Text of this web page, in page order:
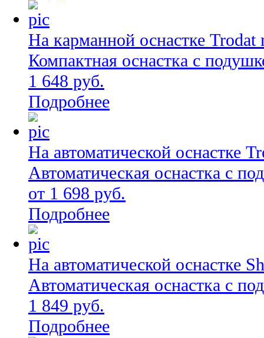
На карманной оснастке Trodat
Компактная оснастка с
1 648 руб.
Подробнее
На автоматической оснастке
Автоматическая оснастка с
от 1 698 руб.
Подробнее
На автоматической оснастке
Автоматическая оснастка с
1 849 руб.
Подробнее